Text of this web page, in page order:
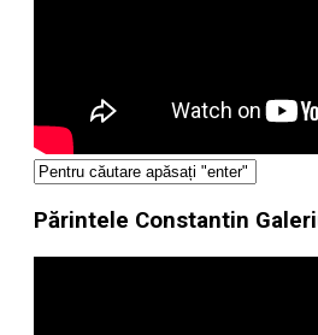
Părintele Constantin